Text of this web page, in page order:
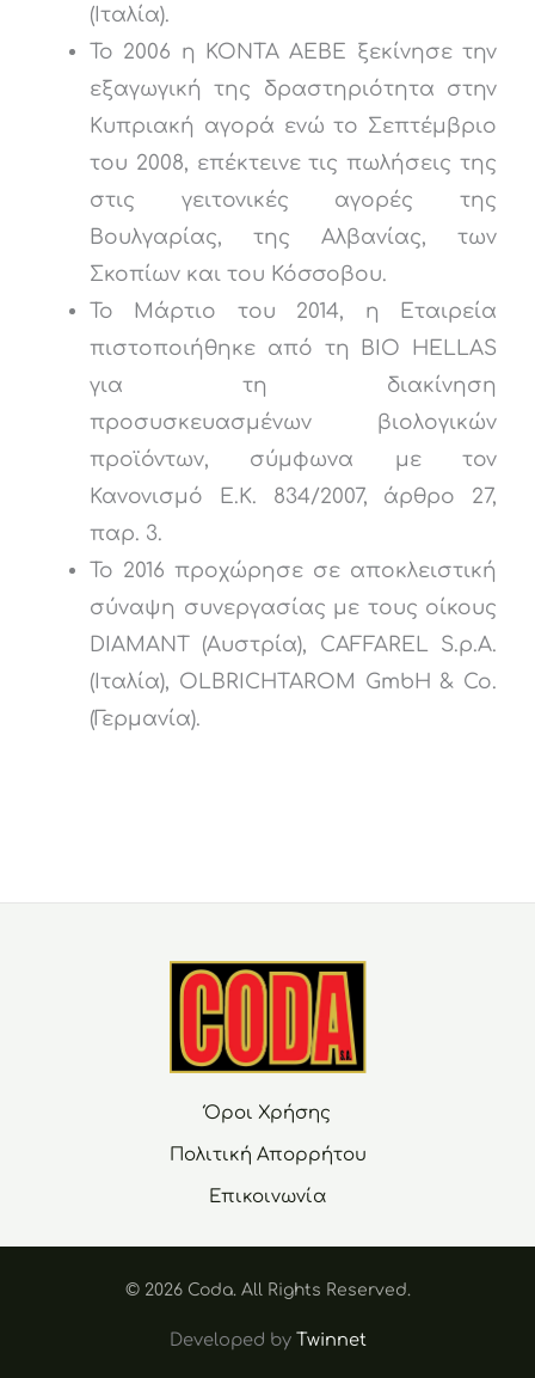
(Ιταλία).
To 2006 η ΚΟΝΤΑ ΑΕΒΕ ξεκίνησε την
εξαγωγική της δραστηριότητα στην
Κυπριακή αγορά ενώ το Σεπτέμβριο
του 2008, επέκτεινε τις πωλήσεις της
στις γειτονικές αγορές της
Βουλγαρίας, της Αλβανίας, των
Σκοπίων και του Κόσσοβου.
Το Μάρτιο του 2014, η Εταιρεία
πιστοποιήθηκε από τη BIO HELLAS
για τη διακίνηση
προσυσκευασμένων βιολογικών
προϊόντων, σύμφωνα με τον
Κανονισμό Ε.Κ. 834/2007, άρθρο 27,
παρ. 3.
Το 2016 προχώρησε σε αποκλειστική
σύναψη συνεργασίας με τους οίκους
DIAMANT (Αυστρία), CAFFAREL S.p.A.
(Ιταλία), OLBRICHTAROM GmbH & Co.
(Γερμανία).
Όροι Χρήσης
Πολιτική Απορρήτου
Επικοινωνία
© 2026 Coda. Αll Rights Reserved.
Developed by Twinnet